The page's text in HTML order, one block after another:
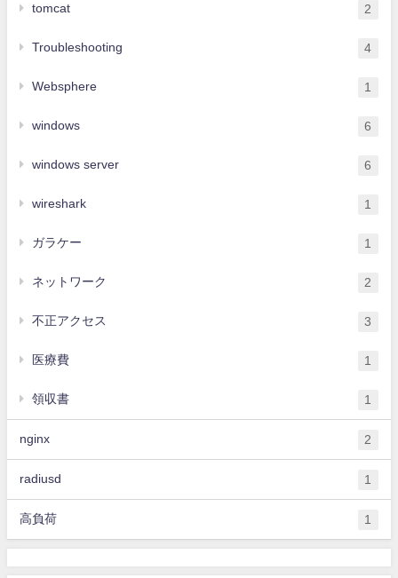
tomcat 2
Troubleshooting 4
Websphere 1
windows 6
windows server 6
wireshark 1
ガラケー 1
ネットワーク 2
不正アクセス 3
医療費 1
領収書 1
nginx 2
radiusd 1
高負荷 1